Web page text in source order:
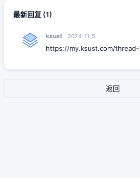
最新回复(1)
ksust 2024-11-5
https://my.ksust.com/thread-
返回